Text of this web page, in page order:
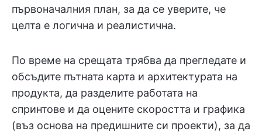
първоначалния план, за да се уверите, че
целта е логична и реалистична.
По време на срещата трябва да прегледате и
обсъдите пътната карта и архитектурата на
продукта, да разделите работата на
спринтове и да оцените скоростта и графика
(въз основа на предишните си проекти), за да